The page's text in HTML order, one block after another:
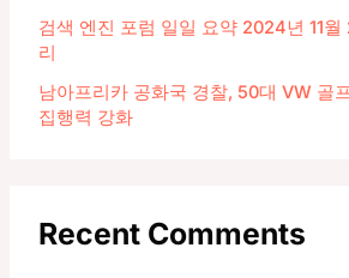
검색 엔진 포럼 일일 요약 2024년 11월
리
남아프리카 공화국 경찰, 50대 VW 골
집행력 강화
Recent Comments